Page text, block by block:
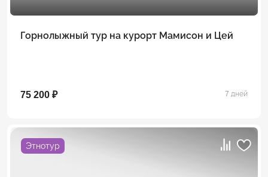
Горнолыжный тур на курорт Мамисон и Цей
75 200 ₽ 7 дней
Этнотур